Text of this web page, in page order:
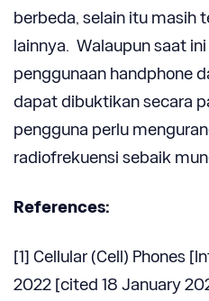
berbeda, selain itu masih
lainnya. Walaupun saat
penggunaan handphone
dapat dibuktikan secara
pengguna perlu
radiofrekuensi sebaik
References:
[1] Cellular (Cell) Phones
2022 [cited 18 January